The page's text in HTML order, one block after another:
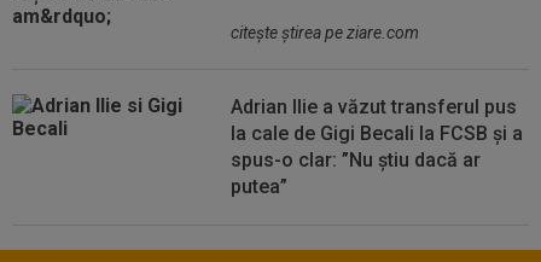
citeşte ştirea pe ziare.com
Adrian Ilie a văzut transferul pus
la cale de Gigi Becali la FCSB și a
spus-o clar: ”Nu știu dacă ar
putea”